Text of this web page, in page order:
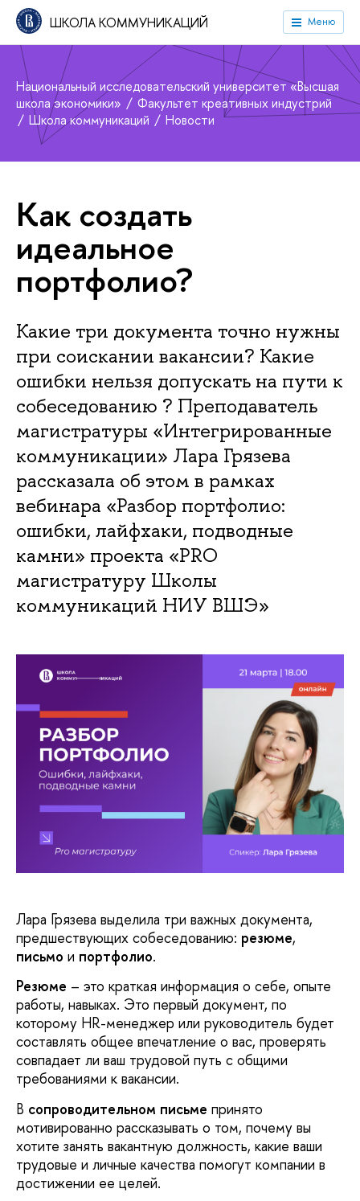
ШКОЛА КОММУНИКАЦИЙ Меню
Национальный исследовательский университет «Высшая
школа экономики»
Факультет креативных индустрий
Школа коммуникаций
Новости
Как создать
идеальное
портфолио?
Какие три документа точно нужны
при соискании вакансии? Какие
ошибки нельзя допускать на пути к
собеседованию ? Преподаватель
магистратуры «Интегрированные
коммуникации» Лара Грязева
рассказала об этом в рамках
вебинара «Разбор портфолио:
ошибки, лайфхаки, подводные
камни» проекта «PRO
магистратуру Школы
коммуникаций НИУ ВШЭ»
Лара Грязева выделила три важных документа,
предшествующих собеседованию: резюме,
письмо и портфолио.
Резюме – это краткая информация о себе, опыте
работы, навыках. Это первый документ, по
которому HR-менеджер или руководитель будет
составлять общее впечатление о вас, проверять
совпадает ли ваш трудовой путь с общими
требованиями к вакансии.
В сопроводительном письме принято
мотивированно рассказывать о том, почему вы
хотите занять вакантную должность, какие ваши
трудовые и личные качества помогут компании в
достижении ее целей.